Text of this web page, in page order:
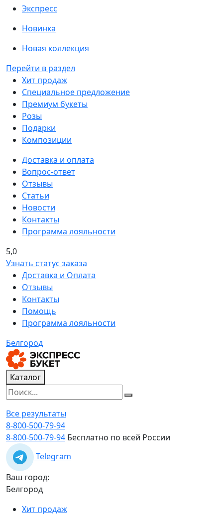
Экспресс
Новинка
Новая коллекция
Перейти в раздел
Хит продаж
Специальное предложение
Премиум букеты
Розы
Подарки
Композиции
Доставка и оплата
Вопрос-ответ
Отзывы
Статьи
Новости
Контакты
Программа лояльности
5,0
Узнать статус заказа
Доставка и Оплата
Отзывы
Контакты
Помощь
Программа лояльности
Белгород
Каталог
Все результаты
8-800-500-79-94
8-800-500-79-94 Бесплатно по всей России
Telegram
Ваш город:
Белгород
Хит продаж